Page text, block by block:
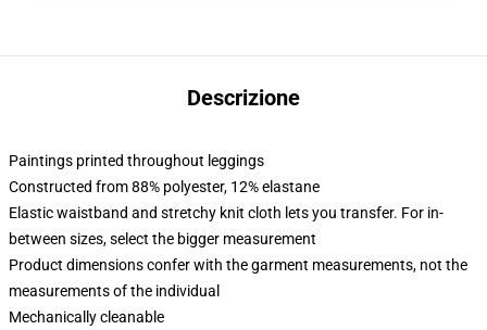
Descrizione
Paintings printed throughout leggings
Constructed from 88% polyester, 12% elastane
Elastic waistband and stretchy knit cloth lets you transfer. For in-
between sizes, select the bigger measurement
Product dimensions confer with the garment measurements, not the
measurements of the individual
Mechanically cleanable